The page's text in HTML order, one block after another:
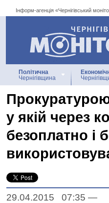
Інформ-агенція «Чернігівський
Інформ-агенція
«Чернігівський
Політична
Чернігівщина
у якій через
безоплатно і
29.04.2015 07:35 —